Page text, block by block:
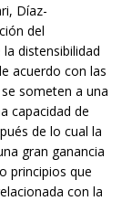
Díaz-
del
distensibilidad
acuerdo con las
someten a una
capacidad de
de lo cual la
gran ganancia
principios que
con la